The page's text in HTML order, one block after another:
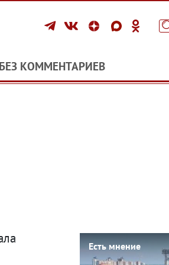
БЕЗ КОММЕНТАРИЕВ
Есть мнение